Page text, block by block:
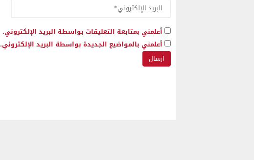
أعلمني بمتابعة التعليقات بواسطة البريد الإلكتروني.
أعلمني بالمواضيع الجديدة بواسطة البريد الإلكتروني.